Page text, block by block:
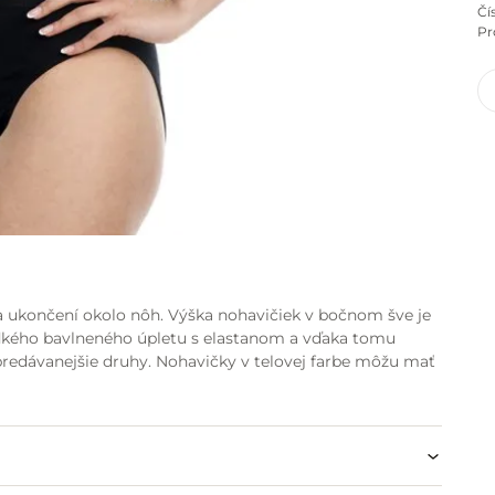
okolo nôh. Výška nohavičiek v bočnom šve je
bavlneného úpletu s elastanom a vďaka tomu
druhy. Nohavičky v telovej farbe môžu mať